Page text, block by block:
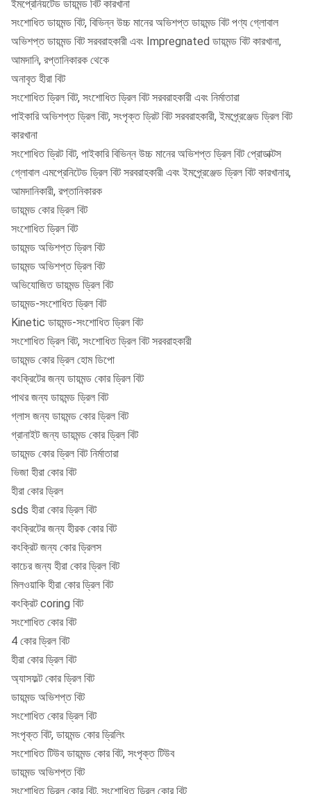
B116
115,82 ~
116,2
101,83
116,6
B131
130,81 ~
B146
145,80 ~
131,57 ~
146,22 ~
ইমপ্রেনিয়টেড ডায়মন্ড বিট কারখানা
সংশোধিত ডায়মন্ড বিট, বিভিন্ন উচ্চ মানের অভিশপ্ত ডায়মন্ড বিট পণ্য গ্লোবাল
অভিশপ্ত ডায়মন্ড বিট সরবরাহকারী এবং Impregnated ডায়মন্ড বিট কারখানা,
আমদানি, রপ্তানিকারক থেকে
অনাবৃত হীরা বিট
সংশোধিত ড্রিল বিট, সংশোধিত ড্রিল বিট সরবরাহকারী এবং নির্মাতারা
পাইকারি অভিশপ্ত ড্রিল বিট, সংপৃক্ত ড্রিট বিট সরবরাহকারী, ইমপ্র্রেঞ্জেড ড্রিল বিট
কারখানা
সংশোধিত ড্রিট বিট, পাইকারি বিভিন্ন উচ্চ মানের অভিশপ্ত ড্রিল বিট প্রোডাক্টস
গ্লোবাল এমপ্রেনিটেড ড্রিল বিট সরবরাহকারী এবং ইমপ্র্রেঞ্জেড ড্রিল বিট কারখানার,
আমদানিকারী, রপ্তানিকারক
ডায়মন্ড কোর ড্রিল বিট
সংশোধিত ড্রিল বিট
ডায়মন্ড অভিশপ্ত ড্রিল বিট
ডায়মন্ড অভিশপ্ত ড্রিল বিট
অভিযোজিত ডায়মন্ড ড্রিল বিট
ডায়মন্ড-সংশোধিত ড্রিল বিট
Kinetic ডায়মন্ড-সংশোধিত ড্রিল বিট
সংশোধিত ড্রিল বিট, সংশোধিত ড্রিল বিট সরবরাহকারী
ডায়মন্ড কোর ড্রিল হোম ডিপো
কংক্রিটের জন্য ডায়মন্ড কোর ড্রিল বিট
পাথর জন্য ডায়মন্ড ড্রিল বিট
গ্লাস জন্য ডায়মন্ড কোর ড্রিল বিট
গ্রানাইট জন্য ডায়মন্ড কোর ড্রিল বিট
ডায়মন্ড কোর ড্রিল বিট নির্মাতারা
ভিজা হীরা কোর বিট
হীরা কোর ড্রিল
sds হীরা কোর ড্রিল বিট
কংক্রিটের জন্য হীরক কোর বিট
কংক্রিট জন্য কোর ড্রিলস
কাচের জন্য হীরা কোর ড্রিল বিট
মিলওয়াকি হীরা কোর ড্রিল বিট
কংক্রিট coring বিট
সংশোধিত কোর বিট
4 কোর ড্রিল বিট
হীরা কোর ড্রিল বিট
অ্যাসফল্ট কোর ড্রিল বিট
ডায়মন্ড অভিশপ্ত বিট
সংশোধিত কোর ড্রিল বিট
সংপৃক্ত বিট, ডায়মন্ড কোর ড্রিলিং
সংশোধিত টিউব ডায়মন্ড কোর বিট, সংপৃক্ত টিউব
ডায়মন্ড অভিশপ্ত বিট
সংশোধিত ড্রিল কোর বিট, সংশোধিত ড্রিল কোর বিট